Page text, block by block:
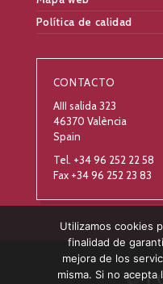
Política de calidad
CONTACTO
AIII salida 323
46370 València
Spain
Tel. +34 96 252 22 58
Fax +34 96 252 23 83
Utilizamos cookies
finalidad de
mejora de los
misma. Si no